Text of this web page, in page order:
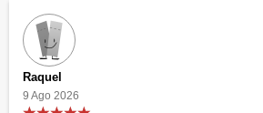
Raquel
9 Ago 2026